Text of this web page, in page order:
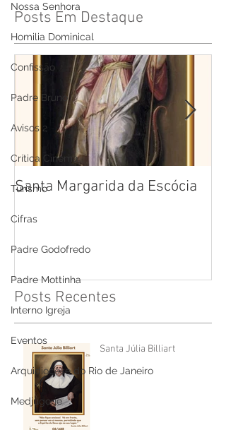
Nossa Senhora
Homilia Dominical
Confissão
Padre Bruno
Avisos 2
Crítica Cinema
Turismo
Cifras
Padre Godofredo
Padre Mottinha
Interno Igreja
Eventos
Arquidiocese do Rio de Janeiro
Medjugorje
Posts Em Destaque
Santa Margarida da Escócia
Posts Recentes
Santa Júlia Billiart